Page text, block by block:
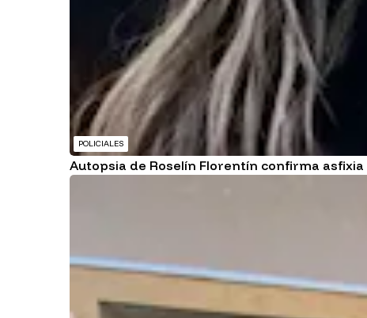
POLICIALES
Autopsia de Roselín Florentín confirma